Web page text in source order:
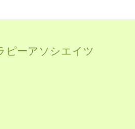
ピーアソシエイツ